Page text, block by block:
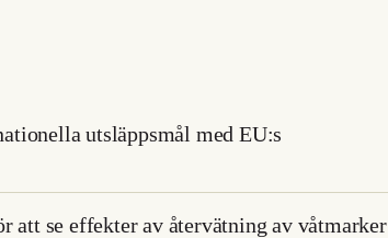
utsläppsmål med EU:s
att se effekter av återvätning av våtmarker